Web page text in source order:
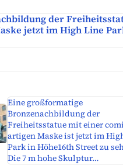
der
jetzt im High Line
Eine großformatige
Bronzenachbildung der
Freiheitsstatue mit einer
artigen Maske ist jetzt im
Park in Höhe16th Street zu
Die 7 m hohe Skulptur…